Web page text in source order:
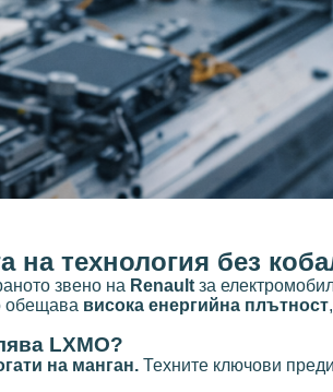
на технология без
звено на Renaultза
обещава висока енергийна плътност
LXMO?
на манган. Техните ключови